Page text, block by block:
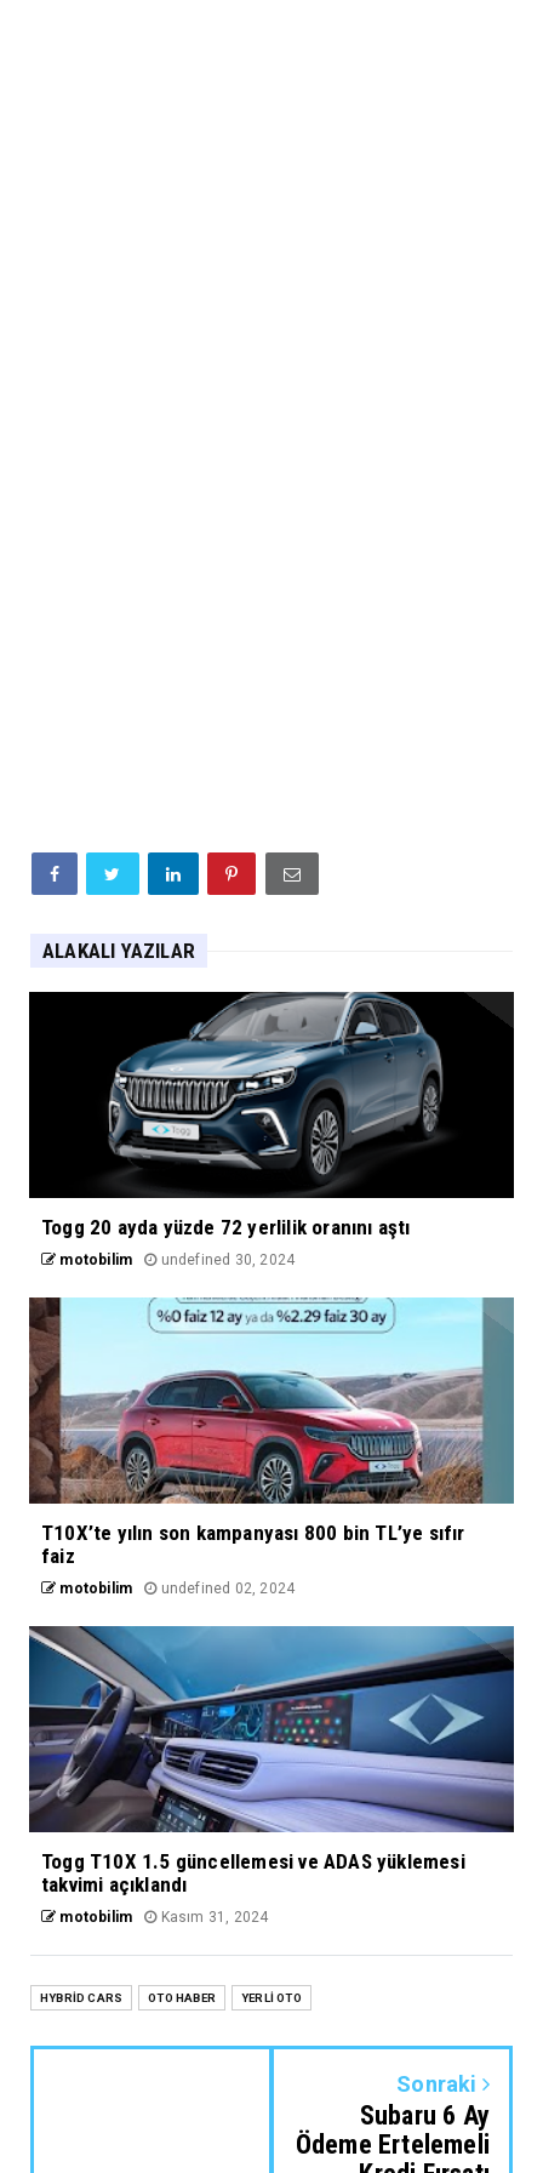
ALAKALI YAZILAR
Togg 20 ayda yüzde 72 yerlilik oranını aştı
motobilim undefined 30, 2024
T10X’te yılın son kampanyası 800 bin TL’ye sıfır
faiz
motobilim undefined 02, 2024
Togg T10X 1.5 güncellemesi ve ADAS yüklemesi
takvimi açıklandı
motobilim Kasım 31, 2024
HYBRİD CARS OTO HABER YERLİ OTO
Sonraki
Subaru 6 Ay
Ödeme Ertelemeli